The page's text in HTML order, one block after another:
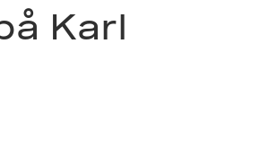
Karl